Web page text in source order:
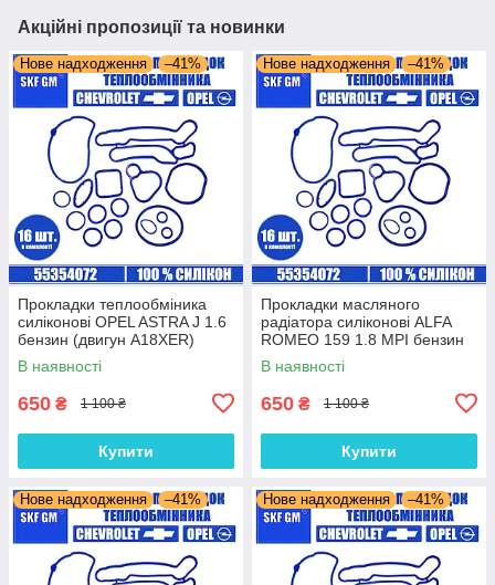
Акційні пропозиції та новинки
Нове надходження –41%
Прокладки теплообміника
силіконові OPEL ASTRA J 1.6
бензин (двигун A18XER)
комплект 16 шт.
В наявності
650 ₴ 1 100 ₴
Купити
Нове надходження –41%
Прокладки масляного
радіатора силіконові ALFA
ROMEO 159 1.8 MPI бензин
(двигун 939A4.000) комплект
16 шт.
В наявності
650 ₴ 1 100 ₴
Купити
Нове надходження –41% Нове надходження –41%